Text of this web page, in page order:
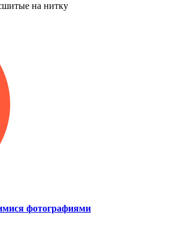
на нитку
фотографиями